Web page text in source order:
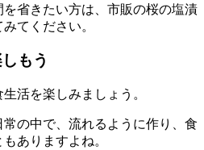
省きたい方は、市販の桜の塩漬
てください。
もう
の中で、流れるように作り、食
ありますよね。